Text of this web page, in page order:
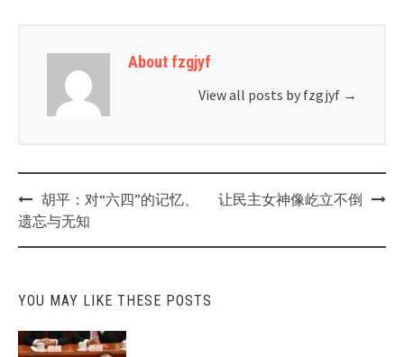
About fzgjyf
View all posts by fzgjyf →
Post
navigation
胡平：对“六四”的记忆、
遗忘与无知
让民主女神像屹立不倒
YOU MAY LIKE THESE POSTS